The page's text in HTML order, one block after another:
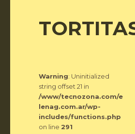
Warning: Uninitialized
string offset 21 in
/www/tecnozona.com/e
lenag.com.ar/wp-
includes/functions.php
on line 291